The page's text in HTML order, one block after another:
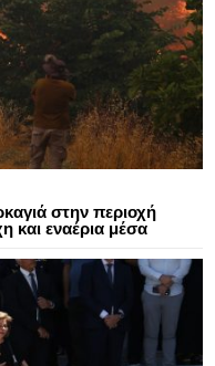
στην περιοχή
και εναέρια μέσα